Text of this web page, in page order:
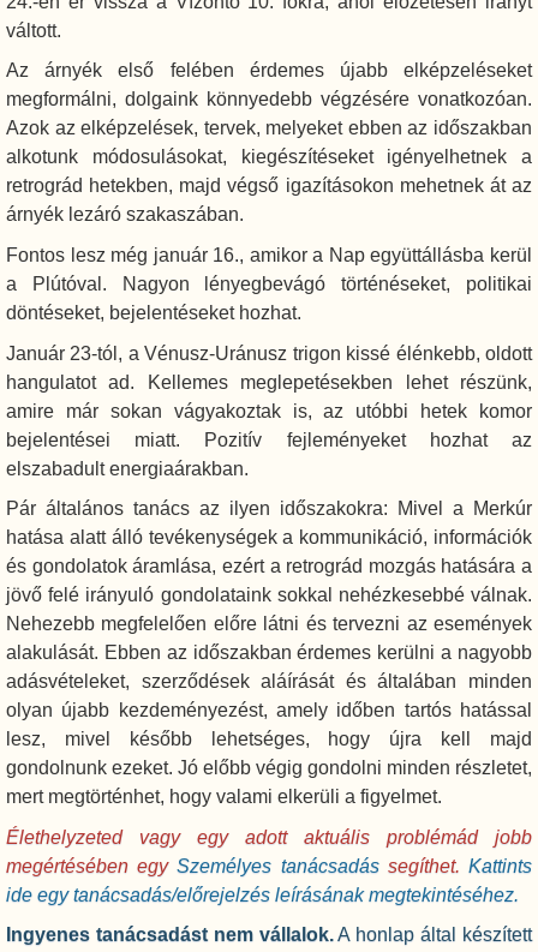
váltott.
Az árnyék első felében érdemes újabb elképzeléseket
megformálni, dolgaink könnyedebb végzésére vonatkozóan.
Azok az elképzelések, tervek, melyeket ebben az időszakban
alkotunk módosulásokat, kiegészítéseket igényelhetnek a
retrográd hetekben, majd végső igazításokon mehetnek át az
árnyék lezáró szakaszában.
Fontos lesz még január 16., amikor a Nap együttállásba kerül
a Plútóval. Nagyon lényegbevágó történéseket, politikai
döntéseket, bejelentéseket hozhat.
Január 23-tól, a Vénusz-Uránusz trigon kissé élénkebb, oldott
hangulatot ad. Kellemes meglepetésekben lehet részünk,
amire már sokan vágyakoztak is, az utóbbi hetek komor
bejelentései miatt. Pozitív fejleményeket hozhat az
elszabadult energiaárakban.
Pár általános tanács az ilyen időszakokra: Mivel a Merkúr
hatása alatt álló tevékenységek a kommunikáció, információk
és gondolatok áramlása, ezért a retrográd mozgás hatására a
jövő felé irányuló gondolataink sokkal nehézkesebbé válnak.
Nehezebb megfelelően előre látni és tervezni az események
alakulását. Ebben az időszakban érdemes kerülni a nagyobb
adásvételeket, szerződések aláírását és általában minden
olyan újabb kezdeményezést, amely időben tartós hatással
lesz, mivel később lehetséges, hogy újra kell majd
gondolnunk ezeket. Jó előbb végig gondolni minden részletet,
mert megtörténhet, hogy valami elkerüli a figyelmet.
Élethelyzeted vagy egy adott aktuális problémád jobb
megértésében egySzemélyes tanácsadássegíthet.Kattints
ide egy tanácsadás/előrejelzés leírásának megtekintéséhez.
Ingyenes tanácsadást nem vállalok.A honlap által készített